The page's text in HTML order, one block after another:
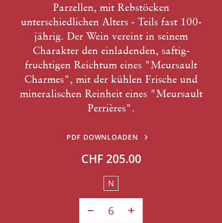
Parzellen, mit Rebstöcken
unterschiedlichen Alters - Teils fast 100-
jährig. Der Wein vereint in seinem
Charakter den einladenden, saftig-
fruchtigen Reichtum eines "Meursault
Charmes", mit der kühlen Frische und
mineralischen Reinheit eines "Meursault
Perrières".
PDF DOWNLOADEN
CHF 205.00
N